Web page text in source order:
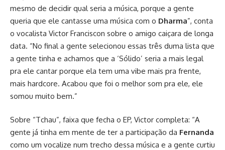
mesmo de decidir qual seria a música, porque a gente
queria que ele cantasse uma música com o Dharma”, conta
o vocalista Victor Franciscon sobre o amigo caiçara de longa
data. “No final a gente selecionou essas três duma lista que
a gente tinha e achamos que a ‘Sólido’ seria a mais legal
pra ele cantar porque ela tem uma vibe mais pra frente,
mais hardcore. Acabou que foi o melhor som pra ele, ele
somou muito bem.”
Sobre “Tchau”, faixa que fecha o EP, Victor completa: “A
gente já tinha em mente de ter a participação da Fernanda
como um vocalize num trecho dessa música e a gente curtiu